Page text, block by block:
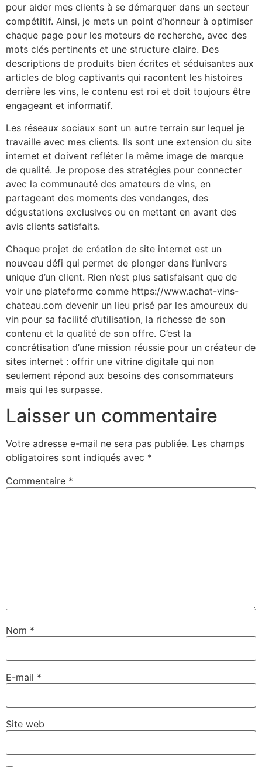
pour aider mes clients à se démarquer dans un secteur
compétitif. Ainsi, je mets un point d’honneur à optimiser
chaque page pour les moteurs de recherche, avec des
mots clés pertinents et une structure claire. Des
descriptions de produits bien écrites et séduisantes aux
articles de blog captivants qui racontent les histoires
derrière les vins, le contenu est roi et doit toujours être
engageant et informatif.
Les réseaux sociaux sont un autre terrain sur lequel je
travaille avec mes clients. Ils sont une extension du site
internet et doivent refléter la même image de marque
de qualité. Je propose des stratégies pour connecter
avec la communauté des amateurs de vins, en
partageant des moments des vendanges, des
dégustations exclusives ou en mettant en avant des
avis clients satisfaits.
Chaque projet de création de site internet est un
nouveau défi qui permet de plonger dans l’univers
unique d’un client. Rien n’est plus satisfaisant que de
voir une plateforme comme https://www.achat-vins-
chateau.com devenir un lieu prisé par les amoureux du
vin pour sa facilité d’utilisation, la richesse de son
contenu et la qualité de son offre. C’est la
concrétisation d’une mission réussie pour un créateur de
sites internet : offrir une vitrine digitale qui non
seulement répond aux besoins des consommateurs
mais qui les surpasse.
Laisser un commentaire
Votre adresse e-mail ne sera pas publiée. Les champs
obligatoires sont indiqués avec *
Commentaire *
Nom *
E-mail *
Site web